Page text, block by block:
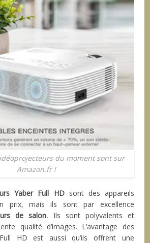
du moment sont sur
Amazon.fr !
Yaber Full HDsont des appareils
prix, mais ils sont par excellence
de salon. Ils sont polyvalents et
qualité d’images. L’avantage des
HD est aussi qu’ils offrent une